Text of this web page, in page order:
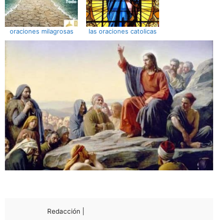
oraciones milagrosas las oraciones catolicas
Redacción |